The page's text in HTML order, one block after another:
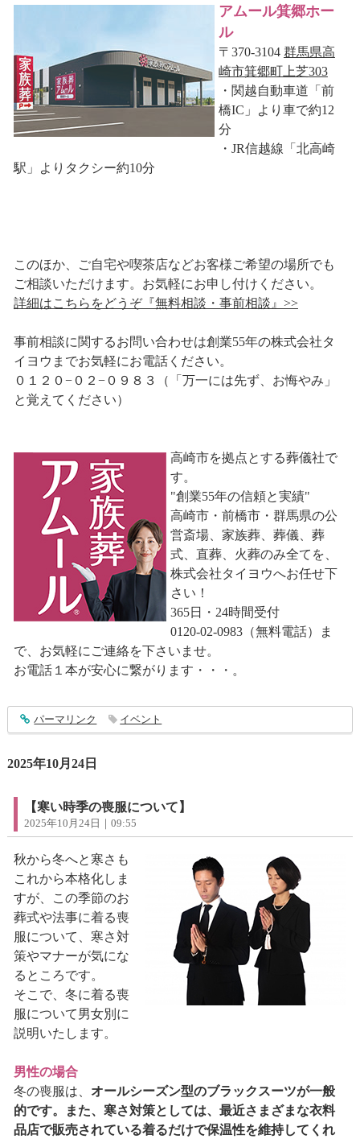
アムール箕郷ホー
ル
〒370-3104 群馬県高
崎市箕郷町上芝303
・関越自動車道「前
橋IC」より車で約12
分
・JR信越線「北高崎
駅」よりタクシー約10分
このほか、ご自宅や喫茶店などお客様ご希望の場所でも
ご相談いただけます。お気軽にお申し付けください。
詳細はこちらをどうぞ『無料相談・事前相談』>>
事前相談に関するお問い合わせは創業55年の株式会社タ
イヨウまでお気軽にお電話ください。
０１２０−０２−０９８３（「万一には先ず、お悔やみ」
と覚えてください）
高崎市を拠点とする葬儀社で
す。
"創業55年の信頼と実績"
高崎市・前橋市・群馬県の公
営斎場、家族葬、葬儀、葬
式、直葬、火葬のみ全てを、
株式会社タイヨウへお任せ下
さい！
365日・24時間受付
0120-02-0983（無料電話）ま
で、お気軽にご連絡を下さいませ。
お電話１本が安心に繋がります・・・。
entry5024
パーマリンク イベント
2025年10月24日
【寒い時季の喪服について】
2025年10月24日｜09:55
秋から冬へと寒さも
これから本格化しま
すが、この季節のお
葬式や法事に着る喪
服について、寒さ対
策やマナーが気にな
るところです。
そこで、冬に着る喪
服について男女別に
説明いたします。
男性の場合
冬の喪服は、 オールシーズン型のブラックスーツが一般
的です。また、寒さ対策としては、最近さまざまな衣料
品店で販売されている着るだけで保温性を維持してくれ